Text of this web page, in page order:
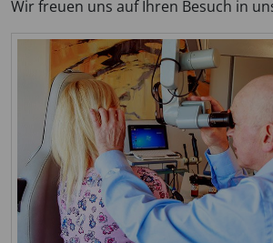
Wir freuen uns auf Ihren Besuch in